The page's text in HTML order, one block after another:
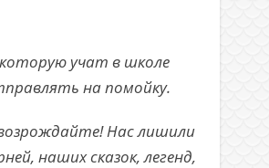
учат в школе
на помойку.
Нас лишили
наших сказок, легенд,